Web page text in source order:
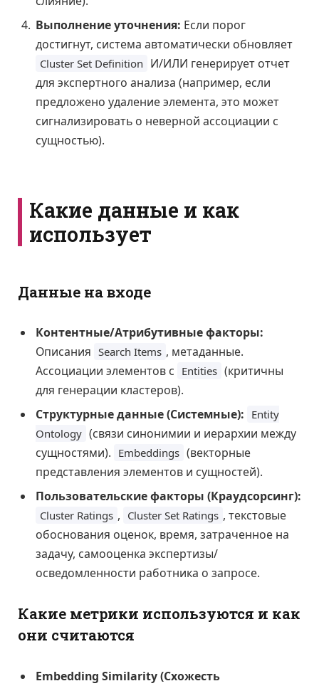
Выполнение уточнения: Если порог
достигнут, система автоматически обновляет
Cluster Set Definition И/ИЛИ генерирует отчет
для экспертного анализа (например, если
предложено удаление элемента, это может
сигнализировать о неверной ассоциации с
сущностью).
Какие данные и как
использует
Данные на входе
Контентные/Атрибутивные факторы:
Описания Search Items , метаданные.
Ассоциации элементов с Entities (критичны
для генерации кластеров).
Структурные данные (Системные): Entity
Ontology (связи синонимии и иерархии между
сущностями). Embeddings (векторные
представления элементов и сущностей).
Пользовательские факторы (Краудсорсинг):
Cluster Ratings , Cluster Set Ratings , текстовые
обоснования оценок, время, затраченное на
задачу, самооценка экспертизы/
осведомленности работника о запросе.
Какие метрики используются и как
они считаются
Embedding Similarity (Схожесть